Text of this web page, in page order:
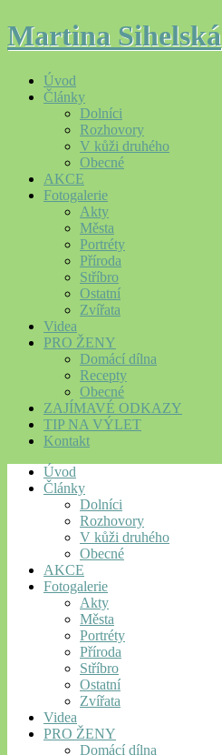
Martina Sihelská
Úvod
Články
Dolníci
Rozhovory
V kůži druhého
Obecné
AKCE
Fotogalerie
Akty
Města
Portréty
Příroda
Stříbro
Ostatní
Zvířata
Videa
PRO ŽENY
Domácí dílna
Recepty
Obecné
ZAJÍMAVÉ ODKAZY
TIP NA VÝLET
Kontakt
Úvod
Články
Dolníci
Rozhovory
V kůži druhého
Obecné
AKCE
Fotogalerie
Akty
Města
Portréty
Příroda
Stříbro
Ostatní
Zvířata
Videa
PRO ŽENY
Domácí dílna